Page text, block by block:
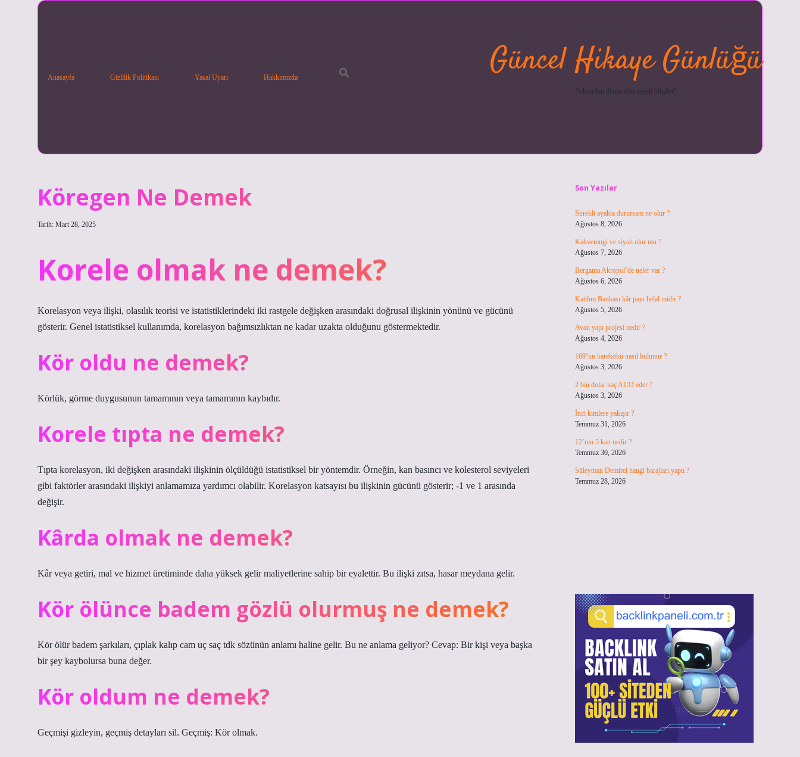
Anasayfa Gizlilik Politikası Yasal Uyarı Hakkımızda Güncel Hikaye Günlüğü
Sektörden ilham alan neşeli bilgiler!
Köregen Ne Demek
Tarih: Mart 28, 2025
Korele olmak ne demek?
Korelasyon veya ilişki, olasılık teorisi ve istatistiklerindeki iki rastgele değişken arasındaki doğrusal ilişkinin yönünü ve gücünü
gösterir. Genel istatistiksel kullanımda, korelasyon bağımsızlıktan ne kadar uzakta olduğunu göstermektedir.
Kör oldu ne demek?
Körlük, görme duygusunun tamamının veya tamamının kaybıdır.
Korele tıpta ne demek?
Tıpta korelasyon, iki değişken arasındaki ilişkinin ölçüldüğü istatistiksel bir yöntemdir. Örneğin, kan basıncı ve kolesterol seviyeleri
gibi faktörler arasındaki ilişkiyi anlamamıza yardımcı olabilir. Korelasyon katsayısı bu ilişkinin gücünü gösterir; -1 ve 1 arasında
değişir.
Kârda olmak ne demek?
Kâr veya getiri, mal ve hizmet üretiminde daha yüksek gelir maliyetlerine sahip bir eyalettir. Bu ilişki zıtsa, hasar meydana gelir.
Kör ölünce badem gözlü olurmuş ne demek?
Kör ölür badem şarkıları, çıplak kalıp cam uç saç tdk sözünün anlamı haline gelir. Bu ne anlama geliyor? Cevap: Bir kişi veya başka
bir şey kaybolursa buna değer.
Kör oldum ne demek?
Geçmişi gizleyin, geçmiş detayları sil. Geçmiş: Kör olmak.
Son Yazılar
Sürekli ayakta durursam ne olur ?
Ağustos 8, 2026
Kahverengi ve siyah olur mu ?
Ağustos 7, 2026
Bergama Akropol’de neler var ?
Ağustos 6, 2026
Katılım Bankası kâr payı helal midir ?
Ağustos 5, 2026
Avan yapı projesi nedir ?
Ağustos 4, 2026
169’un karekökü nasıl bulunur ?
Ağustos 3, 2026
2 bin dolar kaç AUD eder ?
Ağustos 3, 2026
İnci kimlere yakışır ?
Temmuz 31, 2026
12’nin 5 katı nedir ?
Temmuz 30, 2026
Süleyman Demirel hangi barajları yaptı ?
Temmuz 28, 2026